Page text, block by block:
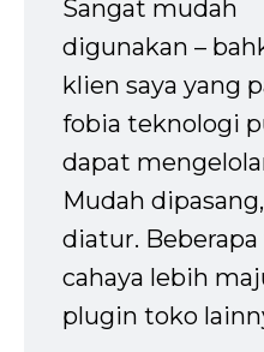
Sangat mudah
digunakan –
klien saya yang
fobia teknologi
dapat
Mudah
diatur.
cahaya lebih
plugin toko